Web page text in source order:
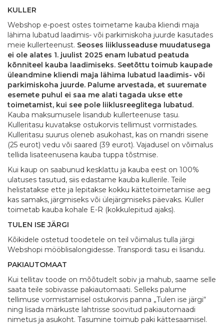
KULLER
Webshop e-poest ostes toimetame kauba kliendi maja
lähima lubatud laadimis- või parkimiskoha juurde kasutades
meie kullerteenust. Seoses liiklusseaduse muudatusega
ei ole alates 1. juulist 2025 enam lubatud peatuda
kõnniteel kauba laadimiseks. Seetõttu toimub kaupade
üleandmine kliendi maja lähima lubatud laadimis- või
parkimiskoha juurde. Palume arvestada, et suuremate
esemete puhul ei saa me alati tagada ukse ette
toimetamist, kui see pole liiklusreeglitega lubatud.
Kauba maksumusele lisandub kullerteenuse tasu.
Kulleritasu kuvatakse ostukorvis tellimust vormistades.
Kulleritasu suurus oleneb asukohast, kas on mandri sisene
(25 eurot) vedu või saared (39 eurot). Vajadusel on võimalus
tellida lisateenusena kauba tuppa tõstmise.
Kui kaup on saabunud kesklattu ja kauba eest on 100%
ulatuses tasutud, siis edastame kauba kullerile. Teile
helistatakse ette ja lepitakse kokku kättetoimetamise aeg
kas samaks, järgmiseks või ülejärgmiseks päevaks. Kuller
toimetab kauba kohale E-R (kokkulepitud ajaks).
TULEN ISE JÄRGI
Kõikidele ostetud toodetele on teil võimalus tulla järgi
Webshopi mööblisalongidesse. Transpordi tasu ei lisandu.
PAKIAUTOMAAT
Kui tellitav toode on mõõtudelt sobiv ja mahub, saame selle
saata teile sobivasse pakiautomaati. Selleks palume
tellimuse vormistamisel ostukorvis panna „Tulen ise järgi“
ning lisada märkuste lahtrisse soovitud pakiautomaadi
nimetus ja asukoht. Tasumine toimub paki kättesaamisel.